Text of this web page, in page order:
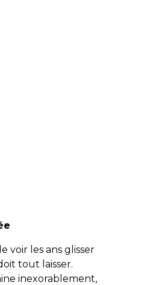
voir les ans glisser
tout laisser.
inexorablement,